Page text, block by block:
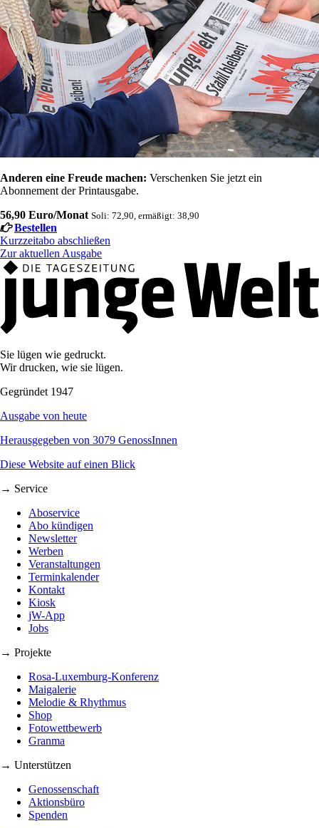
Anderen eine Freude machen: Verschenken Sie jetzt ein
Abonnement der Printausgabe.
56,90 Euro/Monat Soli: 72,90, ermäßigt: 38,90
Bestellen
Kurzzeitabo abschließen
Zur aktuellen Ausgabe
Sie lügen wie gedruckt.
Wir drucken, wie sie lügen.
Gegründet 1947
Ausgabe von heute
Herausgegeben von 3079 GenossInnen
Diese Website auf einen Blick
→ Service
Aboservice
Abo kündigen
Newsletter
Werben
Veranstaltungen
Terminkalender
Kontakt
Kiosk
jW-App
Jobs
→ Projekte
Rosa-Luxemburg-Konferenz
Maigalerie
Melodie & Rhythmus
Shop
Fotowettbewerb
Granma
→ Unterstützen
Genossenschaft
Aktionsbüro
Spenden